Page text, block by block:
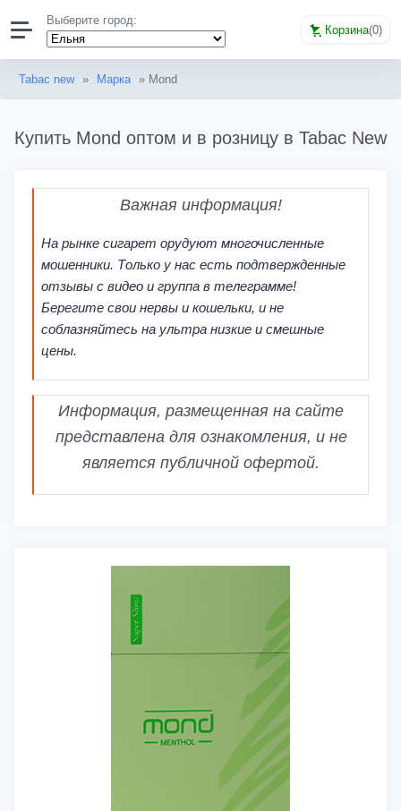
Выберите город:
Корзина(0)
Tabac new » Марка » Mond
Купить Mond оптом и в розницу в Tabac New
Важная информация!
На рынке сигарет орудуют многочисленные
мошенники. Только у нас есть подтвержденные
отзывы с видео и группа в телеграмме!
Берегите свои нервы и кошельки, и не
соблазняйтесь на ультра низкие и смешные
цены.
Информация, размещенная на сайте
представлена для ознакомления, и не
является публичной офертой.